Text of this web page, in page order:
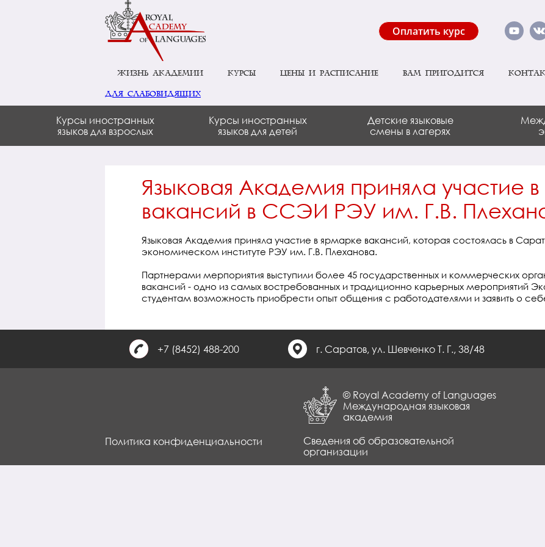
Оплатить курс
Жизнь академии Курсы Цены и расписание Вам пригодится
для слабовидящих
Курсы иностранных
языков для взрослых
Курсы иностранных
языков для детей
Детские языковые
смены в лагерях
Языковая Академия приняла участие
вакансий в ССЭИ РЭУ им. Г.В.
Языковая Академия приняла участие в ярмарке вакансий, которая состоялась в
экономическом институте РЭУ им. Г.В. Плеханова.
Партнерами мерпориятия выступили более 45 государственных и коммерческих
вакансий - одно из самых востребованных и традиционно карьерных мероприятий
студентам возможность приобрести опыт общения с работодателями и заявить о
+7 (8452) 488-200 г. Саратов, ул. Шевченко Т. Г., 38/48
© Royal Academy of Languages
Международная языковая
академия
Сведения об образовательной
организации
Политика конфиденциальности